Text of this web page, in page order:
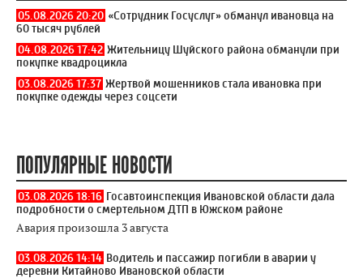
05.08.2026 20:20 «Сотрудник Госуслуг» обманул ивановца на
60 тысяч рублей
04.08.2026 17:42 Жительницу Шуйского района обманули при
покупке квадроцикла
03.08.2026 17:37 Жертвой мошенников стала ивановка при
покупке одежды через соцсети
ПОПУЛЯРНЫЕ НОВОСТИ
03.08.2026 18:16 Госавтоинспекция Ивановской области дала
подробности о смертельном ДТП в Южском районе
Авария произошла 3 августа
03.08.2026 14:14 Водитель и пассажир погибли в аварии у
деревни Китайново Ивановской области